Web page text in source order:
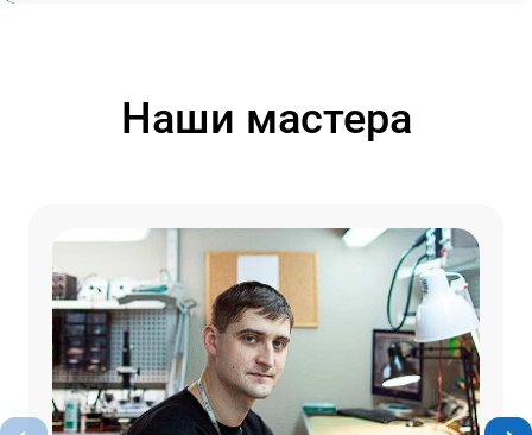
Наши мастера